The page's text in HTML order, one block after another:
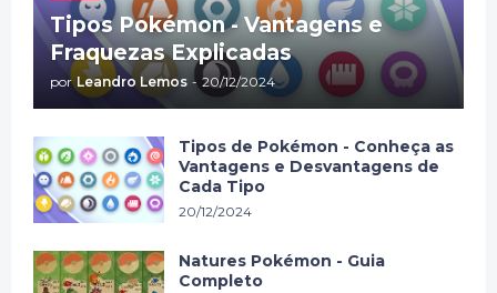
Tipos Pokémon - Vantagens e
Fraquezas Explicadas
por Leandro Lemos - 20/12/2024
Tipos de Pokémon - Conheça as
Vantagens e Desvantagens de
Cada Tipo
20/12/2024
Natures Pokémon - Guia
Completo